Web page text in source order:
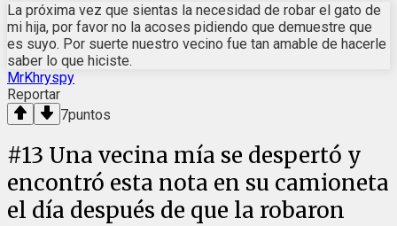
La próxima vez que sientas la necesidad de robar el gato de
mi hija, por favor no la acoses pidiendo que demuestre que
es suyo. Por suerte nuestro vecino fue tan amable de hacerle
saber lo que hiciste.
MrKhryspy
Reportar
7puntos
#13 Una vecina mía se despertó y
encontró esta nota en su camioneta
el día después de que la robaron